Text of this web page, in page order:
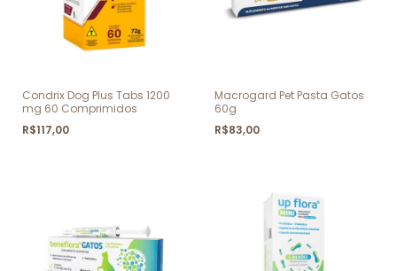
Condrix Dog Plus Tabs 1200
mg 60 Comprimidos
R$117,00
Macrogard Pet Pasta Gatos
60g
R$83,00